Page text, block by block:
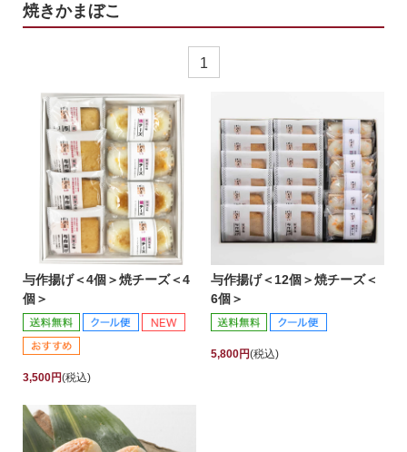
焼きかまぼこ
1
与作揚げ＜4個＞焼チーズ＜4
個＞
3,500円(税込)
与作揚げ＜12個＞焼チーズ＜
6個＞
5,800円(税込)